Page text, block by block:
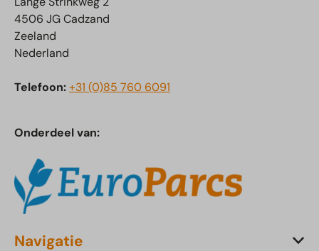
4506 JG Cadzand
Zeeland
Nederland
Telefoon:+31 (0)85 760 6091
Onderdeel van:
Navigatie